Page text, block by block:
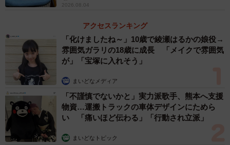
2026.08.04
アクセスランキング
「化けましたね～」10歳で綾瀬はるかの娘役→
雰囲気ガラリの18歳に成長 「メイクで雰囲気
が」「宝塚に入れそう」
まいどなメディア
「不謹慎でないかと」実力派歌手、熊本へ支援
物資…運搬トラックの車体デザインにためら
い 「痛いほど伝わる」「行動され立派」
まいどなトピック